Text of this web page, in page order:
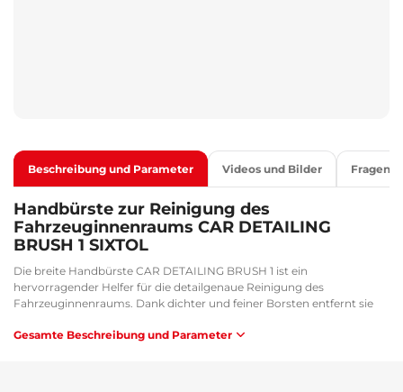
Beschreibung und Parameter Videos und Bilder Fragen
Handbürste zur Reinigung des
Fahrzeuginnenraums CAR DETAILING
BRUSH 1 SIXTOL
Die breite Handbürste CAR DETAILING BRUSH 1 ist ein
hervorragender Helfer für die detailgenaue Reinigung des
Fahrzeuginnenraums. Dank dichter und feiner Borsten entfernt sie
Türverkleidungen oder Bedienelementen, ohne diese zu beschädigen.
Gesamte Beschreibung und Parameter